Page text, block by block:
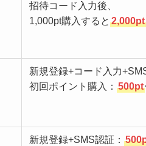
招待コード入力後、
1,000pt購入すると 2,000pt
新規登録+コード入力
初回ポイント購入： 500pt
新規登録+SMS認証：